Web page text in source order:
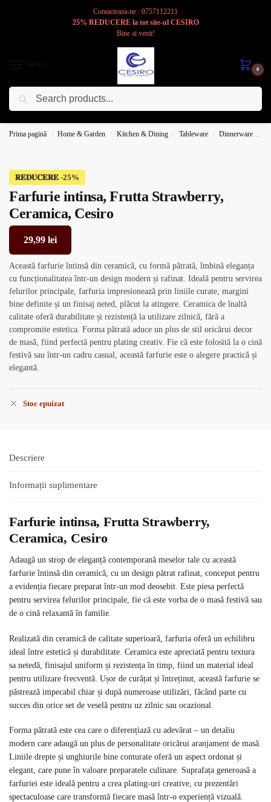
Contacteaza-ne : 0757112211
25% REDUCERE la tot site-ul CESIRO
Bine ai venit!
0
Cesiro
Prima pagină / Home & Garden / Kitchen & Dining / Tableware / Dinnerware
𝐑𝐄𝐃𝐔𝐂𝐄𝐑𝐄
Farfurie intinsa, Frutta Strawberry,
Ceramica, Cesiro
29,99 lei
Această farfurie întinsă din ceramică, cu formă pătrată, îmbină eleganța
cu funcționalitatea într-un design modern și rafinat. Ideală pentru servirea
felurilor principale, farfuria impresionează prin liniile curate, margini
bine definite și un finisaj neted, plăcut la atingere. Ceramica de înaltă
calitate oferă durabilitate și rezistență la utilizare zilnică, fără a
compromite estetica. Forma pătrată aduce un plus de stil oricărui decor
de masă, fiind perfectă pentru plating creativ. Fie că este folosită la o cină
festivă sau într-un cadru casual, această farfurie este o alegere practică și
elegantă.
Stoc epuizat
Descriere
Informații suplimentare
Farfurie intinsa, Frutta Strawberry,
Ceramica, Cesiro
Adaugă un strop de eleganță contemporană meselor tale cu această
farfurie întinsă din ceramică, cu un design pătrat rafinat, conceput pentru
a evidenția fiecare preparat într-un mod deosebit. Este piesa perfectă
pentru servirea felurilor principale, fie că este vorba de o masă festivă sau
de o cină relaxantă în familie.
Realizată din ceramică de calitate superioară, farfuria oferă un echilibru
ideal între estetică și durabilitate. Ceramica este apreciată pentru textura
sa netedă, finisajul uniform și rezistența în timp, fiind un material ideal
pentru utilizare frecventă. Ușor de curățat și întreținut, această farfurie se
păstrează impecabil chiar și după numeroase utilizări, făcând parte cu
succes din orice set de veselă pentru uz zilnic sau ocazional.
Forma pătrată este cea care o diferențiază cu adevărat – un detaliu
modern care adaugă un plus de personalitate oricărui aranjament de masă.
Liniile drepte și unghiurile bine conturate oferă un aspect ordonat și
elegant, care pune în valoare preparatele culinare. Suprafața generoasă a
farfuriei este ideală pentru a crea plating-uri creative, cu prezentări
spectaculoase care transformă fiecare masă într-o experiență vizuală.